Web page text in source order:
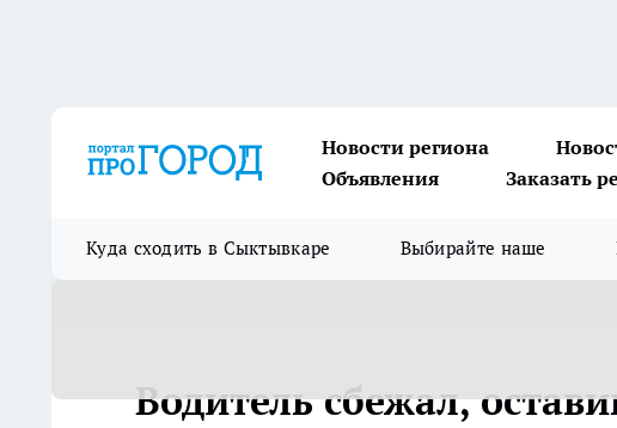
Новости региона
Объявления
Заказать
Куда сходить в Сыктывкаре Выбирайте наше
Водитель сбежал,